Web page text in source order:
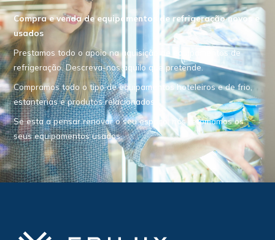
Compra e venda de equipamentos de refrigeração novos e
usados
Prestamos todo o apoio na aquisição de equipamentos de
refrigeração. Descreva-nos aquilo que pretende.
Compramos todo o tipo de equipamentos hoteleiros e de frio,
estanterias e produtos relacionados.
Se esta a pensar renovar o seu espaço, nós retomamos os
seus equipamentos usados.